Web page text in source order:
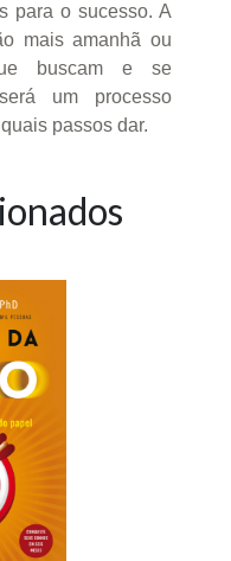
para o sucesso. A
mais amanhã ou
buscam e se
um processo
passos dar.